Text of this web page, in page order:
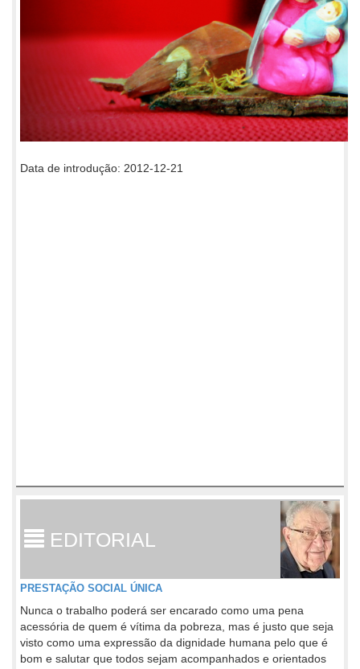
Data de introdução: 2012-12-21
EDITORIAL
PRESTAÇÃO SOCIAL ÚNICA
Nunca o trabalho poderá ser encarado como uma pena
acessória de quem é vítima da pobreza, mas é justo que seja
visto como uma expressão da dignidade humana pelo que é
bom e salutar que todos sejam acompanhados e orientados